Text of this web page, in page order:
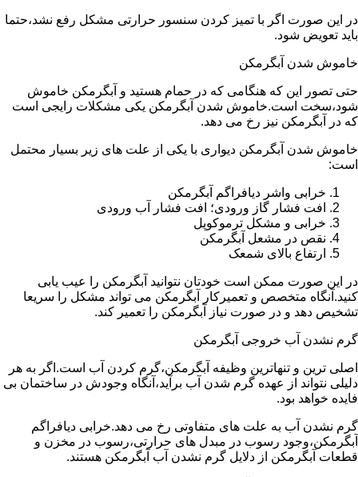
در این صورت اگر با تمیز کردن سنسور حرارتی مشکل رفع نشد،حتما
باید تعویض شود.
خاموش شدن آبگرمکن
حتی تصور این که هنگامی که در حمام هستید و آبگرمکن خاموش
شود،سخت است.خاموش شدن آبگرمکن یکی مشکلات رایجی است
که در آبگرمکن نیز رخ می دهد.
خاموش شدن آبگرمکن دیواری با یکی از علت های زیر بسیار محتمل
است:
خرابی واشر دیافراگم آبگرمکن
افت فشار گاز ورودی؛ افت فشار آب ورودی
خرابی و مشکل ترموکوپل
نقص در مشعل آبگرمکن
ارتفاع بالای شمعک
در این صورت ممکن است خودتان نتوانید آبگرمکن را عیب یابی
کنید.آنگاه متخصص و تعمیرکار آبگرمکن می تواند مشکل را سریعا
تشخیص دهد و در صورت نیاز آبگرمکن را تعمیر کند.
گرم نشدن آب خروجی آبگرمکن
اصلی ترین و تنهاترین وظیفه آبگرمکن،گرم کردن آب است.اگر به هر
دلیلی نتواند از عهده گرم شدن آب برآید،آنگاه وجودش در ساختمان بی
فایده خواهد بود.
گرم نشدن آب به علت های متفاوتی رخ می دهد.خرابی دیافراگم
آبگرمکن،وجود رسوب در مبدل های حرارتی،رسوب در مخزن و
قطعات آبگرمکن از دلایل گرم نشدن آب آبگرمکن هستند.